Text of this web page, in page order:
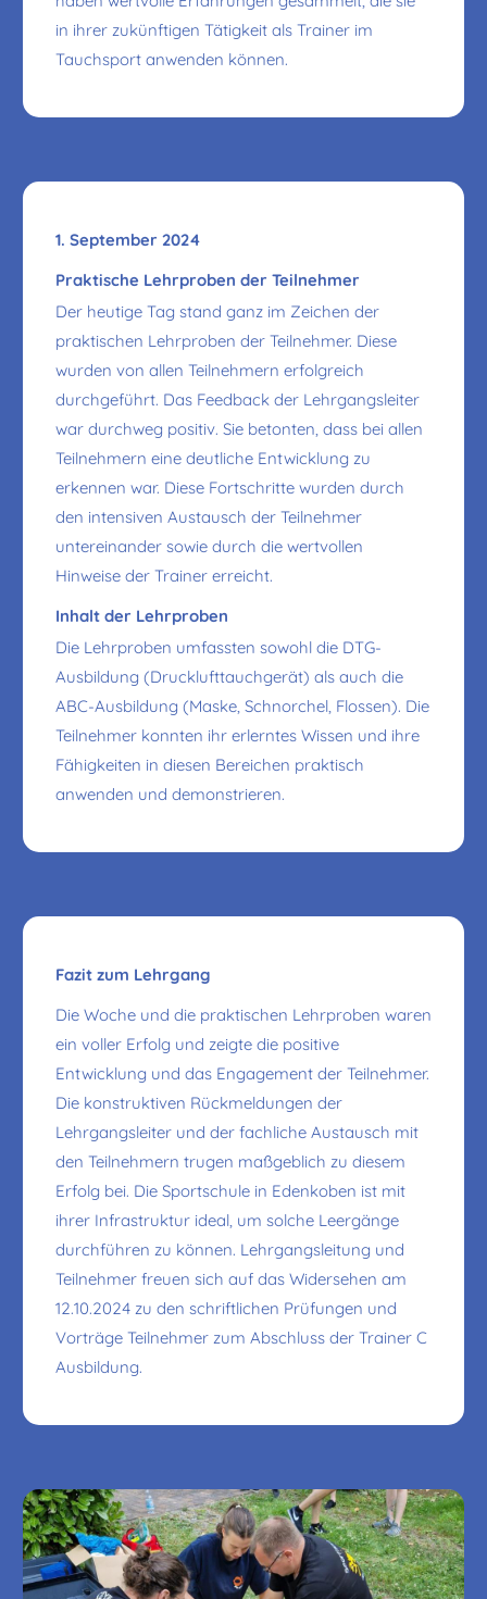
in ihrer zukünftigen Tätigkeit als Trainer im
Tauchsport anwenden können.
1. September 2024
Praktische Lehrproben der Teilnehmer
Der heutige Tag stand ganz im Zeichen der
praktischen Lehrproben der Teilnehmer. Diese
wurden von allen Teilnehmern erfolgreich
durchgeführt. Das Feedback der Lehrgangsleiter
war durchweg positiv. Sie betonten, dass bei allen
Teilnehmern eine deutliche Entwicklung zu
erkennen war. Diese Fortschritte wurden durch
den intensiven Austausch der Teilnehmer
untereinander sowie durch die wertvollen
Hinweise der Trainer erreicht.
Inhalt der Lehrproben
Die Lehrproben umfassten sowohl die DTG-
Ausbildung (Drucklufttauchgerät) als auch die
ABC-Ausbildung (Maske, Schnorchel, Flossen). Die
Teilnehmer konnten ihr erlerntes Wissen und ihre
Fähigkeiten in diesen Bereichen praktisch
anwenden und demonstrieren.
Fazit zum Lehrgang
Die Woche und die praktischen Lehrproben waren
ein voller Erfolg und zeigte die positive
Entwicklung und das Engagement der Teilnehmer.
Die konstruktiven Rückmeldungen der
Lehrgangsleiter und der fachliche Austausch mit
den Teilnehmern trugen maßgeblich zu diesem
Erfolg bei. Die Sportschule in Edenkoben ist mit
ihrer Infrastruktur ideal, um solche Leergänge
durchführen zu können. Lehrgangsleitung und
Teilnehmer freuen sich auf das Widersehen am
12.10.2024 zu den schriftlichen Prüfungen und
Vorträge Teilnehmer zum Abschluss der Trainer C
Ausbildung.